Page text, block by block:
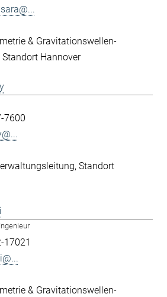
& Gravitationswellen-
Standort Hannover
7600
Standort
17021
& Gravitationswellen-